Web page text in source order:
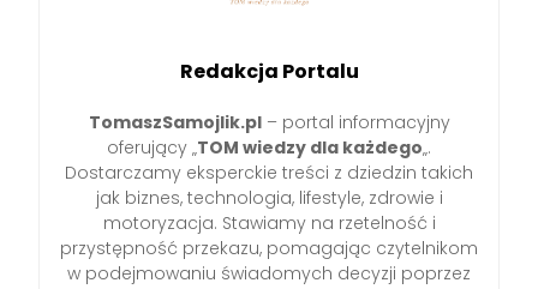
Redakcja Portalu
TomaszSamojlik.pl– portal informacyjny
oferujący „TOM wiedzy dla każdego„.
Dostarczamy eksperckie treści z dziedzin takich
jak biznes, technologia, lifestyle, zdrowie i
motoryzacja. Stawiamy na rzetelność i
przystępność przekazu, pomagając czytelnikom
w podejmowaniu świadomych decyzji poprzez